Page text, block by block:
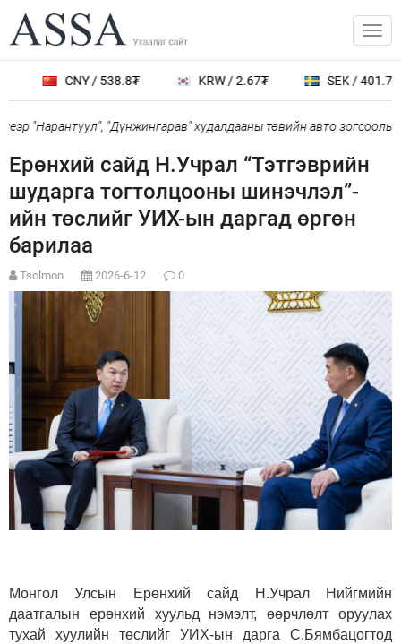
CNY / 538.8₮ KRW / 2.67₮ SEK / 401.7₮
"Нарантуул", "Дүнжингарав" худалдааны төвийн авто зогсоолыг
Ерөнхий сайд Н.Учрал “Тэтгэврийн
шударга тогтолцооны шинэчлэл”-
ийн төслийг УИХ-ын даргад өргөн
барилаа
Tsolmon 2026-6-12 0
Монгол Улсын Ерөнхий сайд Н.Учрал Нийгмийн
даатгалын ерөнхий хуульд нэмэлт, өөрчлөлт оруулах
тухай хуулийн төслийг УИХ-ын дарга С.Бямбацогтод